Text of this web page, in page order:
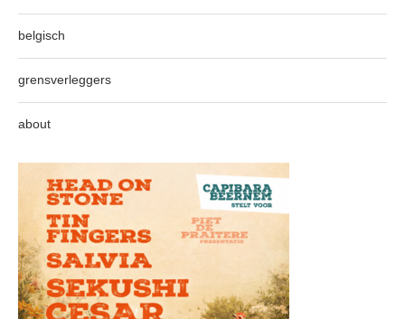
belgisch
grensverleggers
about